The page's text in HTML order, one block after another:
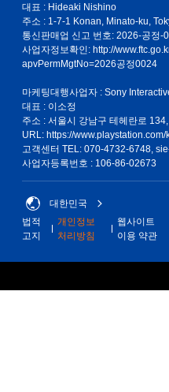
대표 : Hideaki Nishino
주소 : 1-7-1 Konan, Minato-ku,
통신판매업 신고 번호: 2026-공정-
사업자정보확인: http://
apvPermMgtNo=2026공정0024
마케팅대행사업자 : Sony
대표 : 이소정
주소 : 서울시 강남구 테헤란로
URL: https://
고객센터 TEL: 070-4732-6748,
사업자등록번호 : 106-86-02673
대한민국
법적
고지
개인정보
처리방침
웹사이트
이용 약관